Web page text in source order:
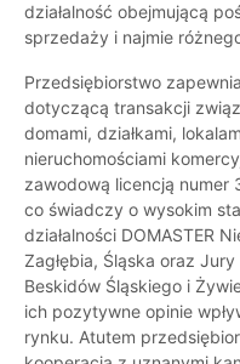
działalność obejmującą
sprzedaży i najmie
Przedsiębiorstwo
dotyczącą transakcji
domami, działkami,
nieruchomościami
zawodową licencją numer
co świadczy o wysokim
działalności DOMASTER
Zagłębia, Śląska oraz
Beskidów Śląskiego i
ich pozytywne opinie
rynku. Atutem